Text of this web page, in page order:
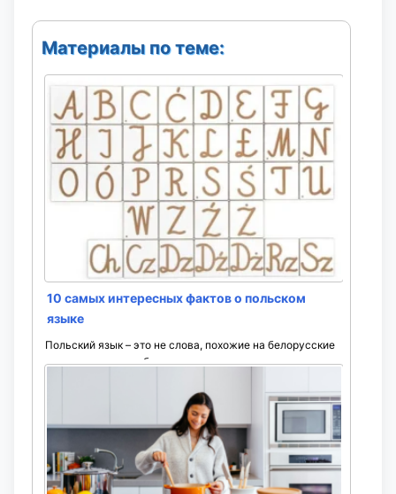
Материалы по теме:
10 самых интересных фактов о польском
языке
Польский язык – это не слова, похожие на белорусские
и украинские, но с большим количеством шипящих, а